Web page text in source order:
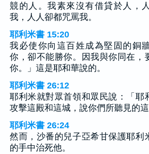
競的人。我素來沒有借貸於人，
我，人人卻都咒罵我。
耶利米書 15:20
我必使你向這百姓成為堅固的銅
你，卻不能勝你。因我與你同在，
你。」這是耶和華說的。
耶利米書 26:12
耶利米就對眾首領和眾民說：「耶
攻擊這殿和這城，說你們所聽見的這
耶利米書 26:24
然而，沙番的兒子亞希甘保護耶利
的手中治死他。